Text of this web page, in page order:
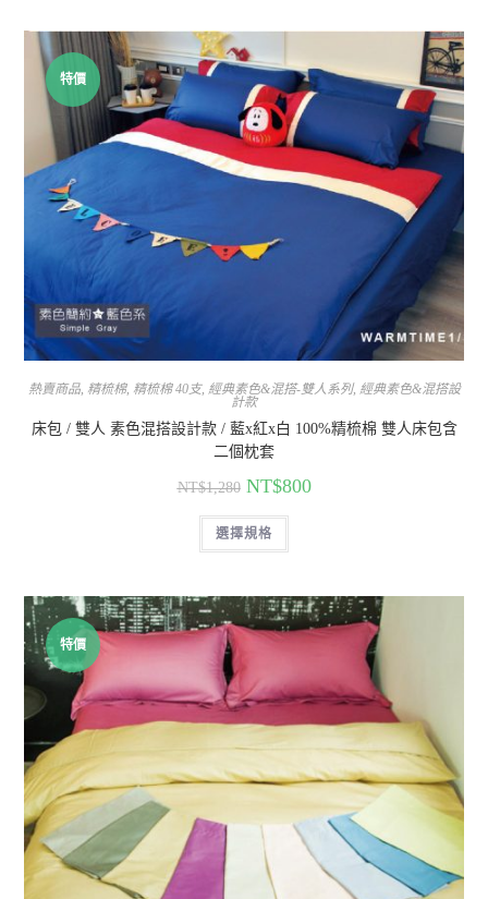
特價
熱賣商品, 精梳棉, 精梳棉 40支, 經典素色&混搭-雙人系列, 經典素色&混搭設
計款
床包 / 雙人 素色混搭設計款 / 藍x紅x白 100%精梳棉 雙人床包含
二個枕套
NT$1,280 NT$800
選擇規格
特價